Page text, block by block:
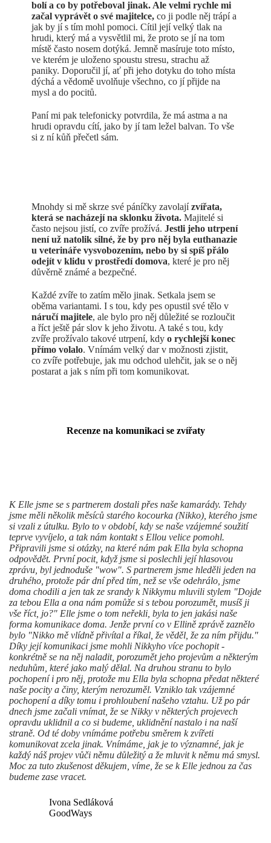
bolí a co by potřeboval jinak. Ale velmi rychle mi
začal vyprávět o své majitelce, co ji podle něj trápí a
jak by jí s tím mohl pomoci. Cítil její velký tlak na
hrudi, který má a vysvětlil mi, že proto se jí na tom
místě často nosem dotýká. Jemně masíruje toto místo,
ve kterém je uloženo spoustu stresu, strachu až
paniky. Doporučil jí, ať při jeho dotyku do toho místa
dýchá a vědomě uvolňuje všechno, co jí přijde na
mysl a do pocitů.
Paní mi pak telefonicky potvrdila, že má astma a na
hrudi opravdu cítí, jako by jí tam ležel balvan. To vše
si z ní kůň přečetl sám.
Mnohdy si mě skrze své páníčky zavolajízvířata,
která se nacházejí na sklonku života.Majitelé si
často nejsou jistí, co zvíře prožívá. Jestli jeho utrpení
není už natolik silné, že by pro něj byla euthanazie
u veterináře vysvobozením, nebo by si spíš přálo
odejít v klidu v prostředí domova, které je pro něj
důvěrně známé a bezpečné.
Každé zvíře to zatím mělo jinak. Setkala jsem se
oběma variantami. I s tou, kdy pes opustil své tělo v
náručí majitele, ale bylo pro něj důležité se rozloučit
a říct ještě pár slov k jeho životu. A také s tou, kdy
zvíře prožívalo takové utrpení, kdyo rychlejší konec
přímo volalo. Vnímám velký dar v možnosti zjistit,
co zvíře potřebuje, jak mu odchod ulehčit, jak se o něj
postarat a jak s ním při tom komunikovat.
Recenze na komunikaci se zvířaty
K Elle jsme se s partnerem dostali přes naše kamarády. Tehdy
jsme měli několik měsíců starého kocourka (Nikko), kterého jsme
si vzali z útulku. Bylo to v období, kdy se naše vzájemné soužití
teprve vyvíjelo, a tak nám kontakt s Ellou velice pomohl.
Připravili jsme si otázky, na které nám pak Ella byla schopna
odpovědět. První pocit, když jsme si poslechli její hlasovou
zprávu, byl jednoduše "wow". S partnerem jsme hleděli jeden na
druhého, protože pár dní před tím, než se vše odehrálo, jsme
doma chodili a jen tak ze srandy k Nikkymu mluvili stylem "Dojde
za tebou Ella a ona nám pomůže si s tebou porozumět, musíš ji
vše říct, jo?" Elle jsme o tom neřekli, byla to jen jakási naše
forma komunikace doma. Jenže první co v Ellině zprávě zaznělo
bylo "Nikko mě vlídně přivítal a říkal, že věděl, že za ním přijdu."
Díky její komunikaci jsme mohli Nikkyho více pochopit -
konkrétně se na něj naladit, porozumět jeho projevům a některým
neduhům, které jako malý dělal. Na druhou stranu to bylo
pochopení i pro něj, protože mu Ella byla schopna předat některé
naše pocity a činy, kterým nerozuměl. Vzniklo tak vzájemné
pochopení a díky tomu i prohloubení našeho vztahu. Už po pár
dnech jsme začali vnímat, že se Nikky v některých projevech
opravdu uklidnil a co si budeme, uklidnění nastalo i na naší
straně. Od té doby vnímáme potřebu směrem k zvířeti
komunikovat zcela jinak. Vnímáme, jak je to významné, jak je
každý náš projev vůči němu důležitý a že mluvit k němu má smysl.
Moc za tuto zkušenost děkujem, víme, že se k Elle jednou za čas
budeme zase vracet.
Ivona Sedláková
GoodWays